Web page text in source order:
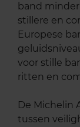
band
stillere en
Europese
voor stille
ritten en
De Michelin
tussen